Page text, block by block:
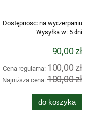
Dostępność: na wyczerpaniu
Wysyłka w: 5 dni
90,00 zł
Cena regularna: 100,00 zł
Najniższa cena: 100,00 zł
do koszyka